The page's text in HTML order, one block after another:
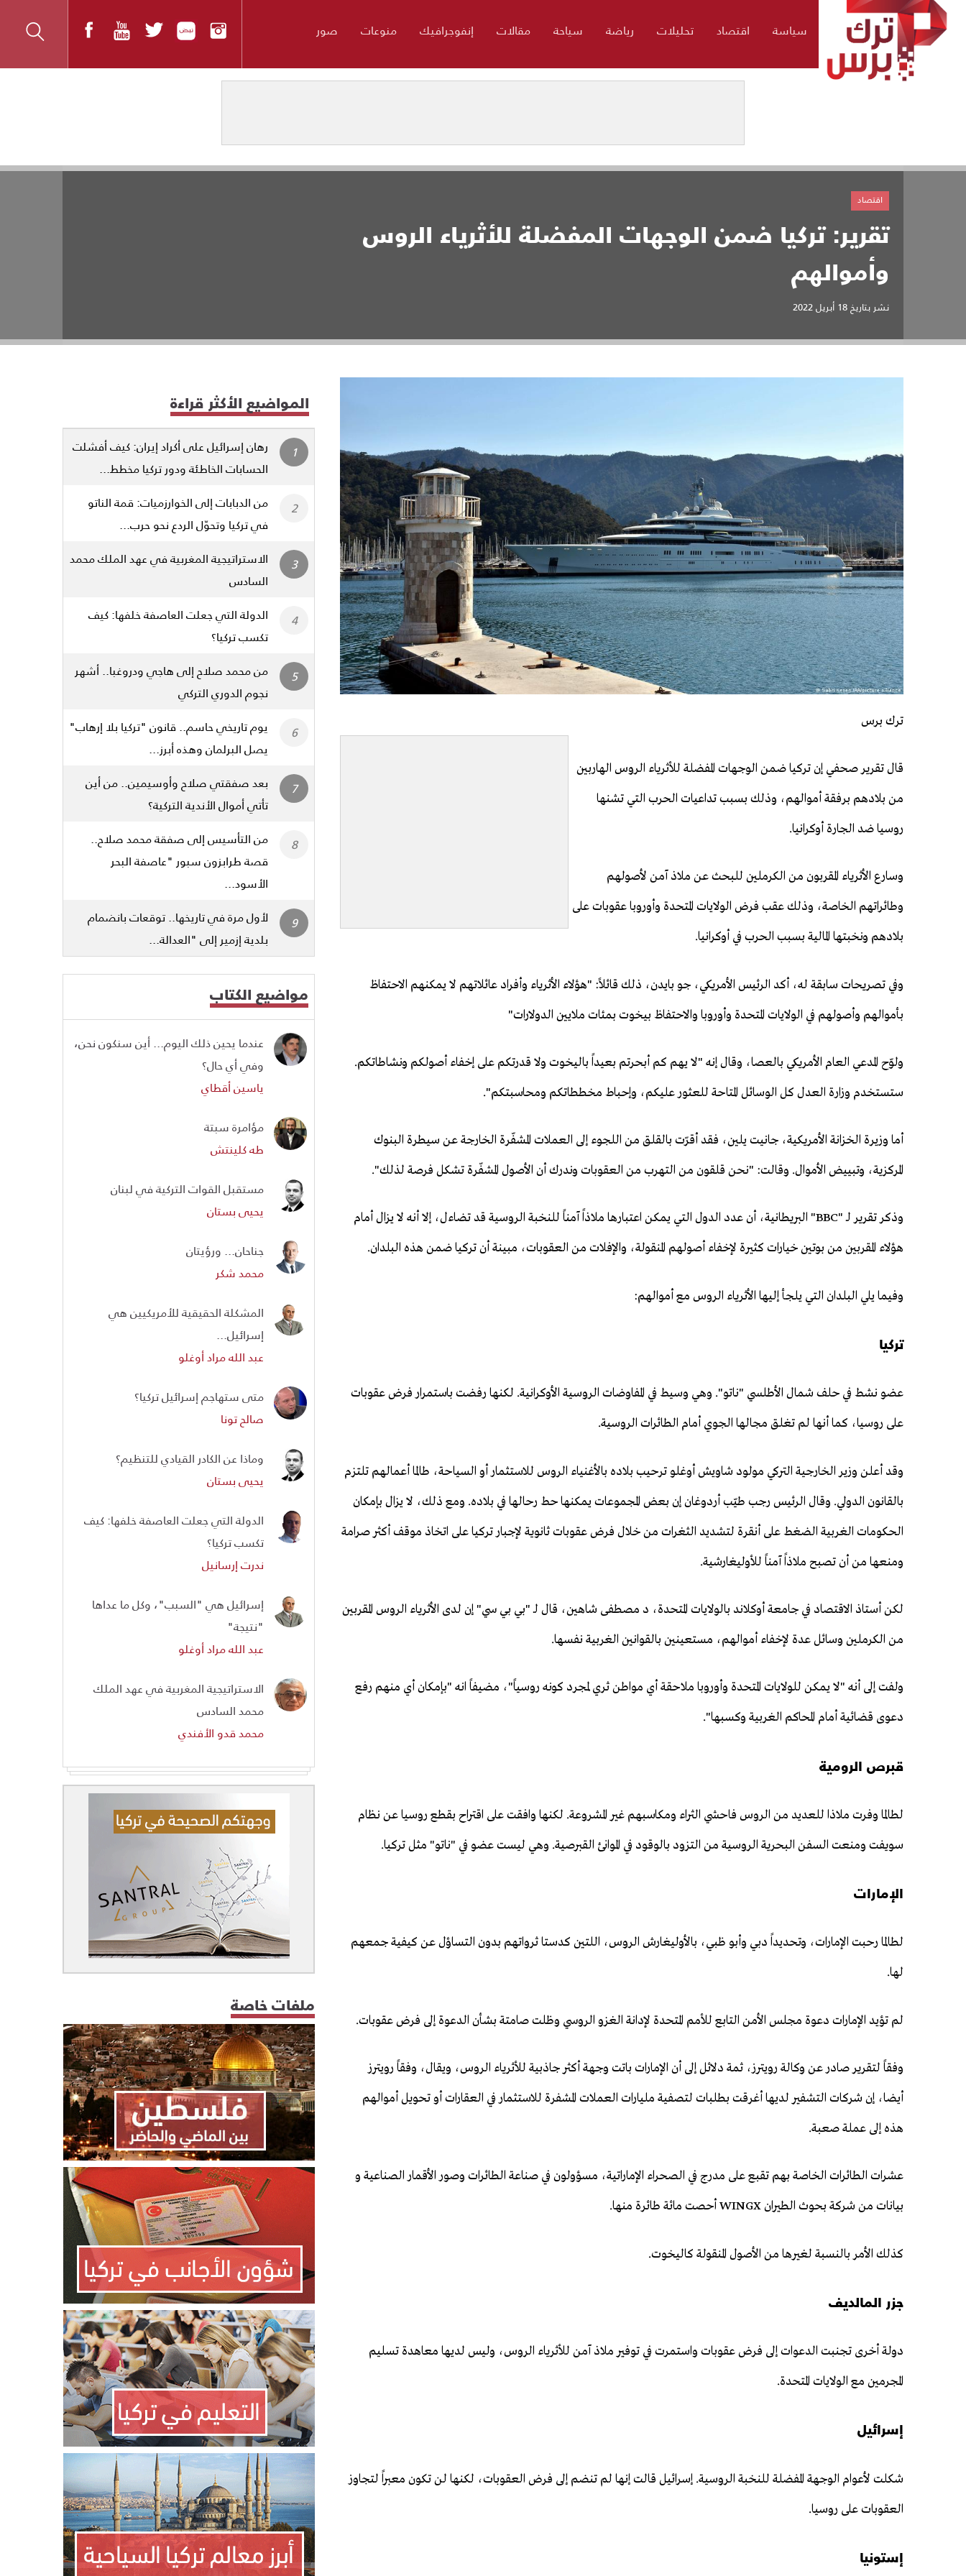
سياسة اقتصاد تحليلات رياضة سياحة مقالات إنفوجرافيك منوعات صور
تقرير: تركيا ضمن الوجهات المفضلة للأثرياء الروس
وأموالهم
نشر بتاريخ18 أبريل 2022
اقتصاد
ترك برس
قال تقرير صحفي إن تركيا ضمن الوجهات المفضلة للأثرياء الروس الهاربين
من بلادهم برفقة أموالهم، وذلك بسبب تداعيات الحرب التي تشنها
روسيا ضد الجارة أوكرانيا.
وسارع الأثرياء المقربون من الكرملين للبحث عن ملاذ آمن لأصولهم
وطائراتهم الخاصة، وذلك عقب فرض الولايات المتحدة وأوروبا عقوبات على
بلادهم ونخبتها المالية بسبب الحرب في أوكرانيا.
وفي تصريحات سابقة له، أكد الرئيس الأمريكي، جو بايدن، ذلك قائلاً: "هؤلاء الأثرياء وأفراد عائلاتهم لا يمكنهم الاحتفاظ
بأموالهم وأصولهم في الولايات المتحدة وأوروبا والاحتفاظ بيخوت بمئات ملايين الدولارات"
ولوّح المدعي العام الأمريكي بالعصا، وقال إنه "لا يهم كم أبحرتم بعيداً باليخوت ولا قدرتكم على إخفاء أصولكم ونشاطاتكم.
ستستخدم وزارة العدل كل الوسائل المتاحة للعثور عليكم، وإحباط مخططاتكم ومحاسبتكم".
أما وزيرة الخزانة الأمريكية، جانيت يلين، فقد أقرّت بالقلق من اللجوء إلى العملات المشفّرة الخارجة عن سيطرة البنوك
المركزية، وتبييض الأموال. وقالت: "نحن قلقون من التهرب من العقوبات وندرك أن الأصول المشفّرة تشكل فرصة لذلك".
وذكر تقرير لـ "BBC" البريطانية، أن عدد الدول التي يمكن اعتبارها ملاذاً آمناً للنخبة الروسية قد تضاءل، إلا أنه لا يزال أمام
هؤلاء المقربين من بوتين خيارات كثيرة لإخفاء أصولهم المنقولة، والإفلات من العقوبات، مبينة أن تركيا ضمن هذه البلدان.
وفيما يلي البلدان التي يلجأ إليها الأثرياء الروس مع أموالهم:
تركيا
عضو نشط في حلف شمال الأطلسي "ناتو". وهي وسيط في المفاوضات الروسية الأوكرانية. لكنها رفضت باستمرار فرض عقوبات
على روسيا، كما أنها لم تغلق مجالها الجوي أمام الطائرات الروسية.
وقد أعلن وزير الخارجية التركي مولود شاويش أوغلو ترحيب بلاده بالأغنياء الروس للاستثمار أو السياحة، طالما أعمالهم تلتزم
بالقانون الدولي. وقال الرئيس رجب طيّب أردوغان إن بعض المجموعات يمكنها حط رحالها في بلاده. ومع ذلك، لا يزال بإمكان
الحكومات الغربية الضغط على أنقرة لتشديد الثغرات من خلال فرض عقوبات ثانوية لإجبار تركيا على اتخاذ موقف أكثر صرامة
ومنعها من أن تصبح ملاذاً آمناً للأوليغارشية.
لكن أستاذ الاقتصاد في جامعة أوكلاند بالولايات المتحدة، د مصطفى شاهين، قال لـ "بي بي سي" إن لدى الأثرياء الروس المقربين
من الكرملين وسائل عدة لإخفاء أموالهم، مستعينين بالقوانين الغربية نفسها.
ولفت إلى أنه "لا يمكن للولايات المتحدة وأوروبا ملاحقة أي مواطن ثري لمجرد كونه روسياً"، مضيفاً انه "بإمكان أي منهم رفع
دعوى قضائية أمام المحاكم الغربية وكسبها".
قبرص الرومية
لطالما وفرت ملاذا للعديد من الروس فاحشي الثراء ومكاسبهم غير المشروعة. لكنها وافقت على اقتراح بقطع روسيا عن نظام
سويفت ومنعت السفن البحرية الروسية من التزود بالوقود في الموانئ القبرصية. وهي ليست عضو في "ناتو" مثل تركيا.
الإمارات
لطالما رحبت الإمارات، وتحديداً دبي وأبو ظبي، بالأوليغارش الروس، اللتين كدستا ثرواتهم بدون التساؤل عن كيفية جمعهم
لها.
لم تؤيد الإمارات دعوة مجلس الأمن التابع للأمم المتحدة لإدانة الغزو الروسي وظلت صامتة بشأن الدعوة إلى فرض عقوبات.
وفقاً لتقرير صادر عن وكالة رويترز، ثمة دلائل إلى أن الإمارات باتت وجهة أكثر جاذبية للأثرياء الروس، ويقال، وفقاً رويترز
أيضا، إن شركات التشفير لديها أغرقت بطلبات لتصفية مليارات العملات المشفرة للاستثمار في العقارات أو تحويل أموالهم
هذه إلى عملة صعبة.
عشرات الطائرات الخاصة بهم تقبع على مدرج في الصحراء الإماراتية، مسؤولون في صناعة الطائرات وصور الأقمار الصناعية و
بيانات من شركة بحوث الطيران WINGX أحصت مائة طائرة منها.
كذلك الأمر بالنسبة لغيرها من الأصول المنقولة كاليخوت.
جزر المالديف
دولة أخرى تجنبت الدعوات إلى فرض عقوبات واستمرت في توفير ملاذ آمن للأثرياء الروس، وليس لديها معاهدة تسليم
المجرمين مع الولايات المتحدة.
إسرائيل
شكلت لأعوام الوجهة المفضلة للنخبة الروسية. إسرائيل قالت إنها لم تنضم إلى فرض العقوبات، لكنها لن تكون معبراً لتجاوز
العقوبات على روسيا.
إستونيا
المواضيع الأكثر قراءة
رهان إسرائيل على أكراد إيران: كيف أفشلت
الحسابات الخاطئة ودور تركيا مخطط...
من الدبابات إلى الخوارزميات: قمة الناتو
في تركيا وتحوّل الردع نحو حرب...
الاستراتيجية المغربية في عهد الملك محمد
السادس
الدولة التي جعلت العاصفة خلفها: كيف
تكسب تركيا؟
من محمد صلاح إلى هاجي ودروغبا.. أشهر
نجوم الدوري التركي
يوم تاريخي حاسم.. قانون "تركيا بلا إرهاب"
يصل البرلمان وهذه أبرز...
بعد صفقتي صلاح وأوسيمين.. من أين
تأتي أموال الأندية التركية؟
من التأسيس إلى صفقة محمد صلاح..
قصة طرابزون سبور "عاصفة البحر
الأسود...
لأول مرة في تاريخها.. توقعات بانضمام
بلدية إزمير إلى "العدالة...
مواضيع الكتاب
عندما يحين ذلك اليوم... أين سنكون نحن،
وفي أي حال؟
ياسين أقطاي
مؤامرة سبتة
طه كلينتش
مستقبل القوات التركية في لبنان
يحيى بستان
جناحان... ورؤيتان
محمد شكر
المشكلة الحقيقية للأمريكيين هي
إسرائيل...
عبد الله مراد أوغلو
متى ستهاجم إسرائيل تركيا؟
صالح تونا
وماذا عن الكادر القيادي للتنظيم؟
يحيى بستان
الدولة التي جعلت العاصفة خلفها: كيف
تكسب تركيا؟
ندرت إرسانيل
إسرائيل هي "السبب"، وكل ما عداها
"نتيجة"
عبد الله مراد أوغلو
الاستراتيجية المغربية في عهد الملك
محمد السادس
محمد قدو الأفندي
ملفات خاصة